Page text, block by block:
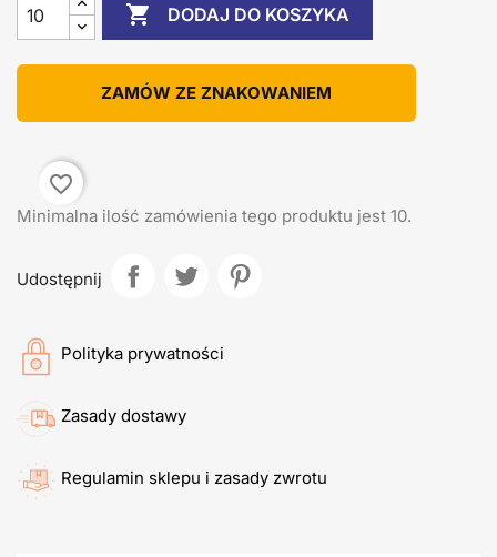
 DODAJ DO KOSZYKA
ZAMÓW ZE ZNAKOWANIEM
favorite_border
Minimalna ilość zamówienia tego produktu jest 10.
Udostępnij
Polityka prywatności
Zasady dostawy
Regulamin sklepu i zasady zwrotu